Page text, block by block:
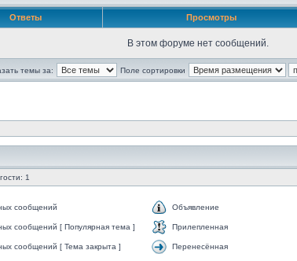
Ответы Просмотры
В этом форуме нет сообщений.
темы за: Поле сортировки
1
сообщений Объявление
сообщений [ Популярная тема ] Прилепленная
сообщений [ Тема закрыта ] Перенесённая